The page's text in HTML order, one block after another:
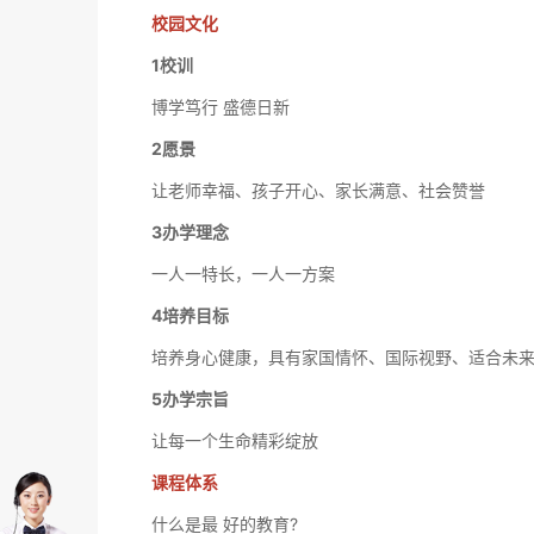
校园文化
1校训
博学笃行 盛德日新
2愿景
让老师幸福、孩子开心、家长满意、社会赞誉
3办学理念
一人一特长，一人一方案
4培养目标
培养身心健康，具有家国情怀、国际视野、适合未
5办学宗旨
让每一个生命精彩绽放
课程体系
什么是最 好的教育?